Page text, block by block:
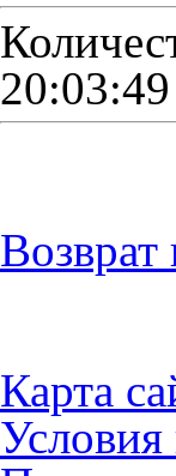
20:03:49
Возврат
Карта
Условия